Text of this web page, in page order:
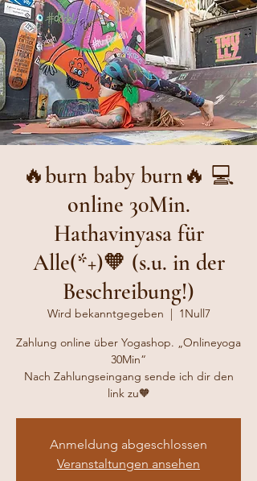
🔥burn baby burn🔥 💻
online 30Min.
Hathavinyasa für
Alle(*+)🧡 (s.u. in der
Beschreibung!)
Wird bekanntgegeben
  |
1Null7
Zahlung online über Yogashop. „Onlineyoga
30Min“
Nach Zahlungseingang sende ich dir den
link zu🧡
Anmeldung abgeschlossen
Veranstaltungen ansehen